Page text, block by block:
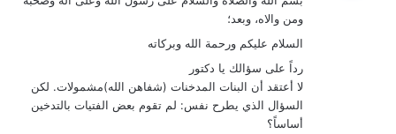
ل
ومن والاه، وبعد؛
السلام عليكم ورحمة الله وبركاته
رداً على سؤالك يا دكتور
لا أعتقد أن البنات المدخنات (شفاهن الله)مشمولات. لكن
السؤال الذي يطرح نفس: لم تقوم بعض الفتيات بالتدخين
أساساً؟